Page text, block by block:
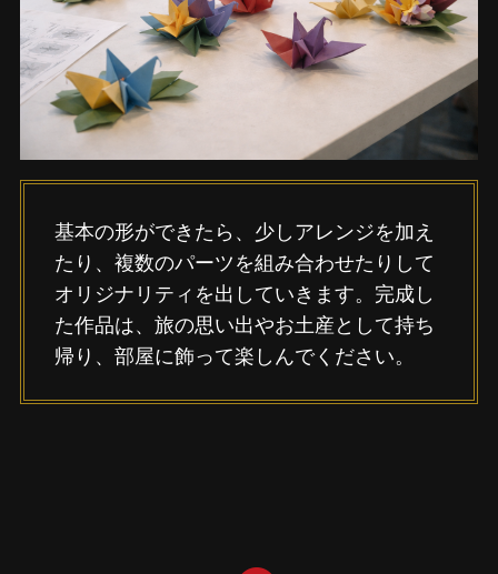
基本の形ができたら、少しアレンジを加え
たり、複数のパーツを組み合わせたりして
オリジナリティを出していきます。完成し
た作品は、旅の思い出やお土産として持ち
帰り、部屋に飾って楽しんでください。